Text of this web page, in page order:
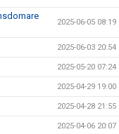
2025-06-05 08:19
2025-06-03 20:54
2025-05-20 07:24
2025-04-29 19:00
2025-04-28 21:55
2025-04-06 20:07